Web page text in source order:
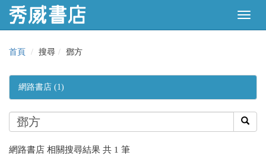
首頁 搜尋 鄧方
網路書店 (1)
網路書店 相關搜尋結果 共 1 筆